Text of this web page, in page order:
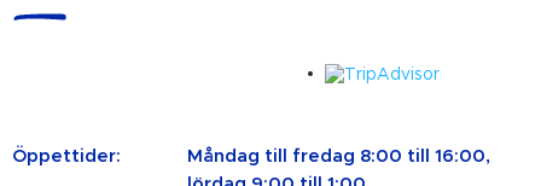
Öppettider:
Måndag till fredag ​​8:00 till 16:00,